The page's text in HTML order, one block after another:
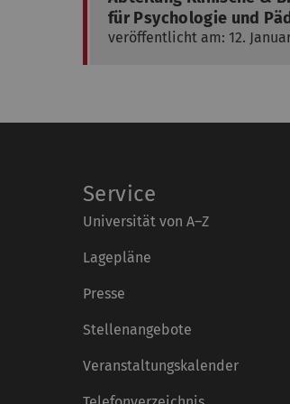
für Psychologie und
veröffentlicht am: 12.
Service
Universität von A–Z
Lagepläne
Presse
Stellenangebote
Veranstaltungskalender